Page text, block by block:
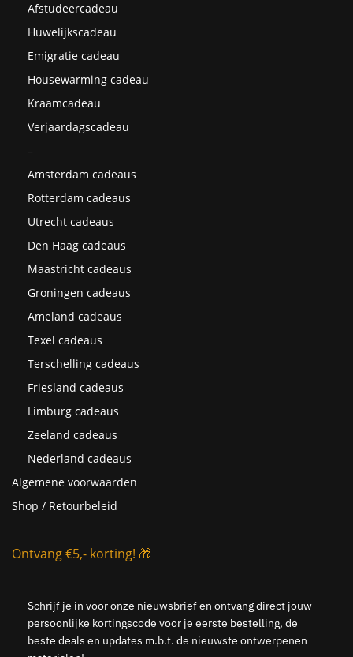
Afstudeercadeau
Huwelijkscadeau
Emigratie cadeau
Housewarming cadeau
Kraamcadeau
Verjaardagscadeau
–
Amsterdam cadeaus
Rotterdam cadeaus
Utrecht cadeaus
Den Haag cadeaus
Maastricht cadeaus
Groningen cadeaus
Ameland cadeaus
Texel cadeaus
Terschelling cadeaus
Friesland cadeaus
Limburg cadeaus
Zeeland cadeaus
Nederland cadeaus
Algemene voorwaarden
Shop / Retourbeleid
Ontvang €5,- korting! 🎁
Schrijf je in voor onze nieuwsbrief en ontvang direct jouw
persoonlijke kortingscode voor je eerste bestelling, de
beste deals en updates m.b.t. de nieuwste ontwerpenen